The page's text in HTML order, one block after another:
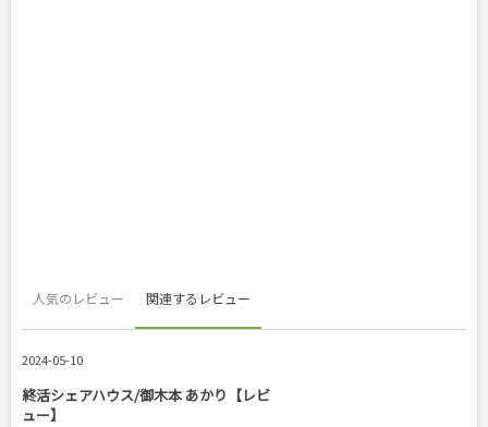
人気のレビュー 関連するレビュー
2024-05-10
終活シェアハウス/御木本 あかり【レビ
ュー】